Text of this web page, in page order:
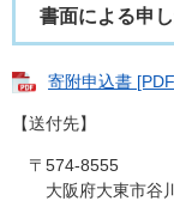
書面による申
寄附申込書
【送付先】
〒574-8555
大阪府大東市谷川